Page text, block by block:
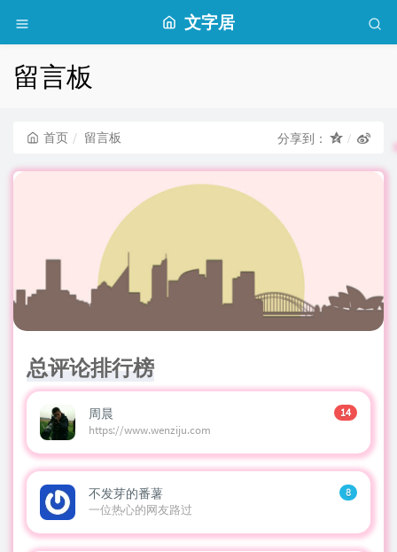
文字居
留言板
首页 留言板 分享到：
总评论排行榜
14
周晨
https://www.wenziju.com
8
不发芽的番薯
一位热心的网友路过